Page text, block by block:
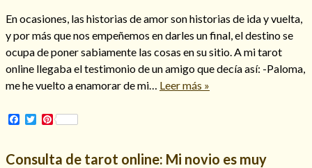
En ocasiones, las historias de amor son historias de ida y vuelta,
y por más que nos empeñemos en darles un final, el destino se
ocupa de poner sabiamente las cosas en su sitio. A mi tarot
online llegaba el testimonio de un amigo que decía así: -Paloma,
me he vuelto a enamorar de mi… Leer más »
Facebook
Twitter
Pinterest
Consulta de tarot online: Mi novio es muy